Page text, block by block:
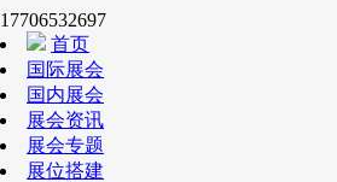
17706532697
首页
国际展会
国内展会
展会资讯
展会专题
展位搭建